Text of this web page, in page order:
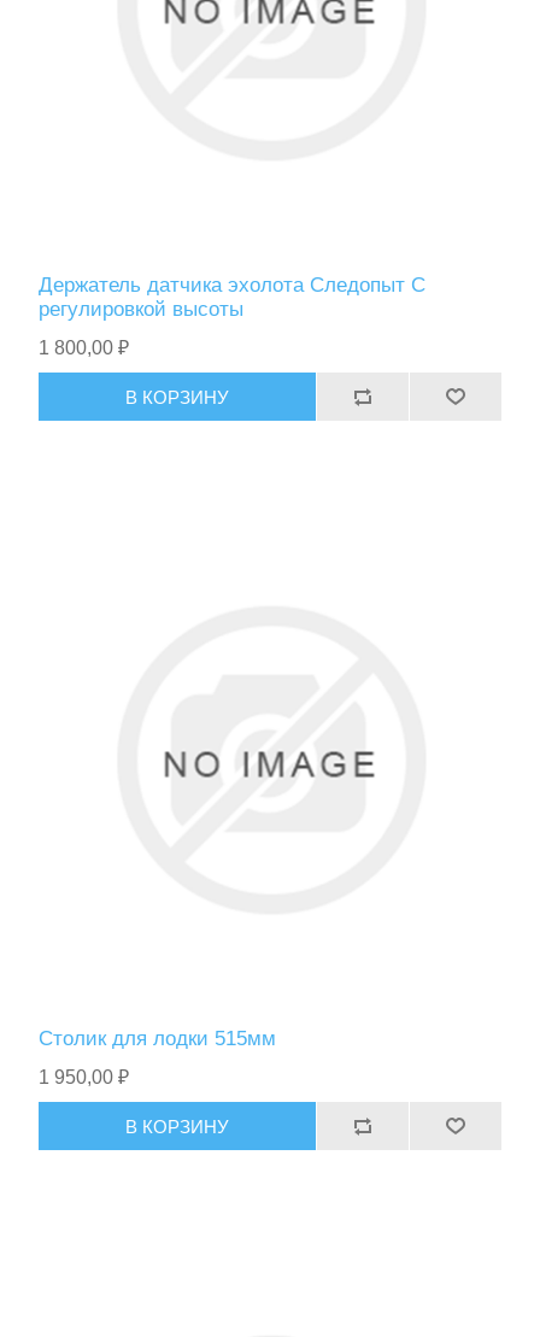
Держатель датчика эхолота Следопыт С
регулировкой высоты
1 800,00 ₽
В КОРЗИНУ
Столик для лодки 515мм
1 950,00 ₽
В КОРЗИНУ